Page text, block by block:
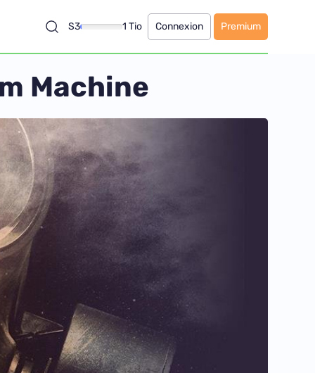
S3 1 Tio Connexion Premium
Machine